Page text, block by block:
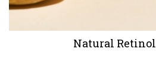
Natural